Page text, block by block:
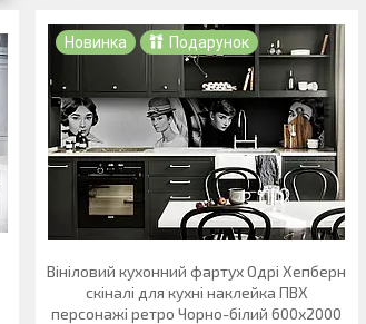
Новинка Подарунок
Вініловий кухонний фартух Одрі Хепберн
скіналі для кухні наклейка ПВХ
персонажі ретро Чорно-білий 600х2000